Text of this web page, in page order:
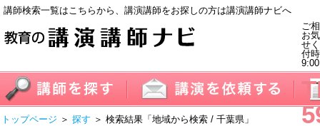
講師検索一覧はこちらから、講演講師をお探しの方は講演講師ナビへ
ご
お
せ
付
トップページ ＞ 探す ＞ 検索結果 「地域から検索 / 千葉県」